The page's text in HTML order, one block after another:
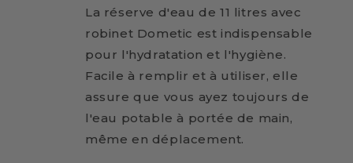
La réserve d'eau de 11 litres avec
robinet Dometic est indispensable
pour l'hydratation et l'hygiène.
Facile à remplir et à utiliser, elle
assure que vous ayez toujours de
l'eau potable à portée de main,
même en déplacement.